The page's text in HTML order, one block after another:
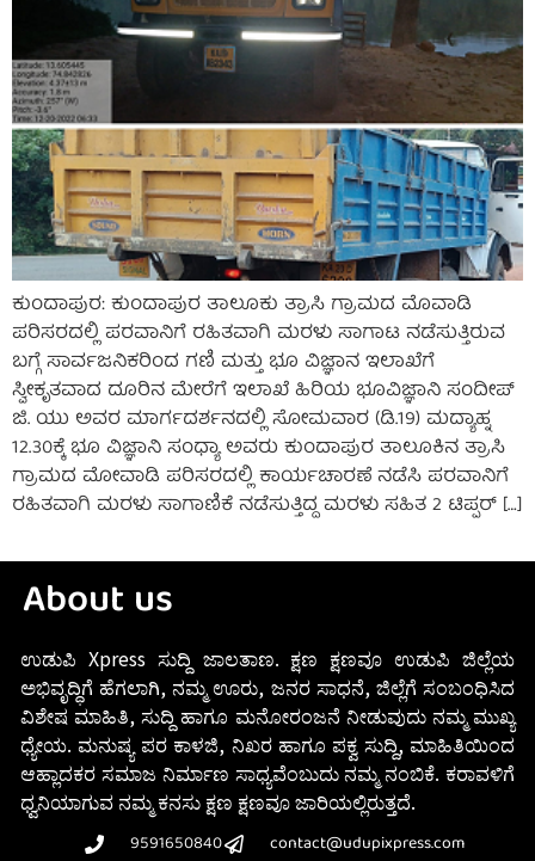
ಕುಂದಾಪುರ: ಕುಂದಾಪುರ ತಾಲೂಕು ತ್ರಾಸಿ ಗ್ರಾಮದ ಮೊವಾಡಿ
ಪರಿಸರದಲ್ಲಿ ಪರವಾನಿಗೆ ರಹಿತವಾಗಿ ಮರಳು ಸಾಗಾಟ ನಡೆಸುತ್ತಿರುವ
ಬಗ್ಗೆ ಸಾರ್ವಜನಿಕರಿಂದ ಗಣಿ ಮತ್ತು ಭೂ ವಿಜ್ಞಾನ ಇಲಾಖೆಗೆ
ಸ್ವೀಕೃತವಾದ ದೂರಿನ ಮೇರೆಗೆ ಇಲಾಖೆ ಹಿರಿಯ ಭೂವಿಜ್ಞಾನಿ ಸಂದೀಪ್
ಜಿ. ಯು ಅವರ ಮಾರ್ಗದರ್ಶನದಲ್ಲಿ ಸೋಮವಾರ (ಡಿ.19) ಮದ್ಯಾಹ್ನ
12.30ಕ್ಕೆ ಭೂ ವಿಜ್ಞಾನಿ ಸಂಧ್ಯಾ ಅವರು ಕುಂದಾಪುರ ತಾಲೂಕಿನ ತ್ರಾಸಿ
ಗ್ರಾಮದ ಮೋವಾಡಿ ಪರಿಸರದಲ್ಲಿ ಕಾರ್ಯಚಾರಣೆ ನಡೆಸಿ ಪರವಾನಿಗೆ
ರಹಿತವಾಗಿ ಮರಳು ಸಾಗಾಣಿಕೆ ನಡೆಸುತ್ತಿದ್ದ ಮರಳು ಸಹಿತ 2 ಟಿಪ್ಪರ್ […]
About us
ಉಡುಪಿ Xpress ಸುದ್ದಿ ಜಾಲತಾಣ. ಕ್ಷಣ ಕ್ಷಣವೂ ಉಡುಪಿ ಜಿಲ್ಲೆಯ
ಅಭಿವೃದ್ಧಿಗೆ ಹೆಗಲಾಗಿ, ನಮ್ಮ ಊರು, ಜನರ ಸಾಧನೆ, ಜಿಲ್ಲೆಗೆ ಸಂಬಂಧಿಸಿದ
ವಿಶೇಷ ಮಾಹಿತಿ, ಸುದ್ದಿ ಹಾಗೂ ಮನೋರಂಜನೆ ನೀಡುವುದು ನಮ್ಮ ಮುಖ್ಯ
ಧ್ಯೇಯ. ಮನುಷ್ಯ ಪರ ಕಾಳಜಿ, ನಿಖರ ಹಾಗೂ ಪಕ್ವ ಸುದ್ದಿ, ಮಾಹಿತಿಯಿಂದ
ಆಹ್ಲಾದಕರ ಸಮಾಜ ನಿರ್ಮಾಣ ಸಾಧ್ಯವೆಂಬುದು ನಮ್ಮ ನಂಬಿಕೆ. ಕರಾವಳಿಗೆ
ಧ್ವನಿಯಾಗುವ ನಮ್ಮ ಕನಸು ಕ್ಷಣ ಕ್ಷಣವೂ ಜಾರಿಯಲ್ಲಿರುತ್ತದೆ.
9591650840
contact@udupixpress.com